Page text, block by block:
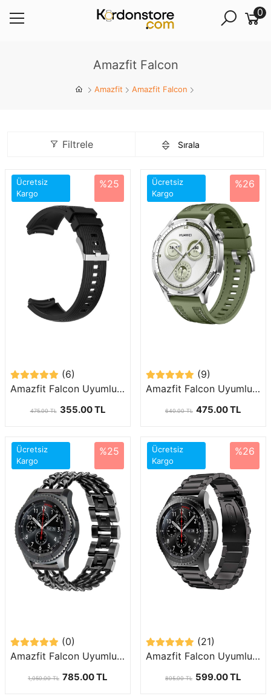
0
Amazfit Falcon
Amazfit Amazfit Falcon
Filtrele
Ücretsiz
Kargo
%25
(6)
Amazfit Falcon Uyumlu (22mm) Çizgili Silikon Kordon-18
475.00 TL 355.00 TL
Ücretsiz
Kargo
%26
(9)
Amazfit Falcon Uyumlu (22mm) Silikon Kordon-128
640.00 TL 475.00 TL
Ücretsiz
Kargo
%25
(0)
Amazfit Falcon Uyumlu (22mm) Zincir Halkalı Metal Kordon-17
1,050.00 TL 785.00 TL
Ücretsiz
Kargo
%26
(21)
Amazfit Falcon Uyumlu (22mm) Klasik Metal Kordon-04
805.00 TL 599.00 TL